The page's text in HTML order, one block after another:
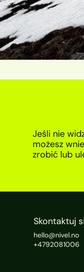
Jeśli nie
możesz
zrobić lub
Skontaktuj
hello@nivel.no
+4792081006